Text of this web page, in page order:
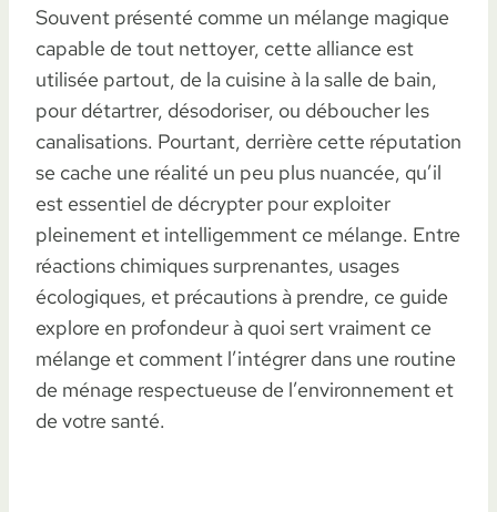
Souvent présenté comme un mélange magique
capable de tout nettoyer, cette alliance est
utilisée partout, de la cuisine à la salle de bain,
pour détartrer, désodoriser, ou déboucher les
canalisations. Pourtant, derrière cette réputation
se cache une réalité un peu plus nuancée, qu’il
est essentiel de décrypter pour exploiter
pleinement et intelligemment ce mélange. Entre
réactions chimiques surprenantes, usages
écologiques, et précautions à prendre, ce guide
explore en profondeur à quoi sert vraiment ce
mélange et comment l’intégrer dans une routine
de ménage respectueuse de l’environnement et
de votre santé.